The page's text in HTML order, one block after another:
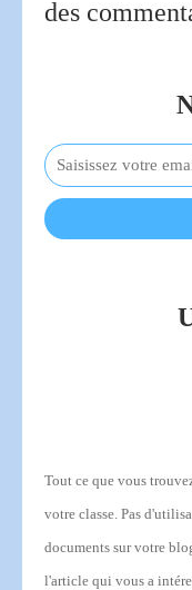
des
Tout ce que vous
votre classe. Pas
documents sur votre
l'article qui vous a